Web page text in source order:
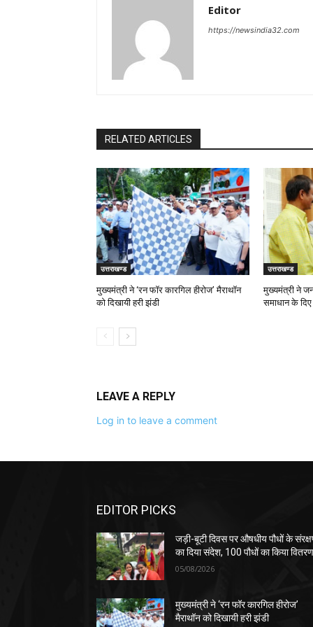
Editor
https://newsindia32.com
RELATED ARTICLES
उत्तराखण्ड
मुख्यमंत्री ने ‘रन फॉर कारगिल हीरोज’ मैराथॉन
को दिखायी हरी झंडी
उत्तराखण्ड
मुख्यमंत्री ने
समाधान के दिए
LEAVE A REPLY
Log in to leave a comment
EDITOR PICKS
जड़ी-बूटी दिवस पर औषधीय पौधों के
का दिया संदेश, 100 पौधों का किया
05/08/2026
मुख्यमंत्री ने ‘रन फॉर कारगिल हीरोज’
मैराथॉन को दिखायी हरी झंडी